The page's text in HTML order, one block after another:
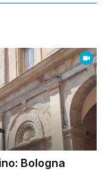
Bologna